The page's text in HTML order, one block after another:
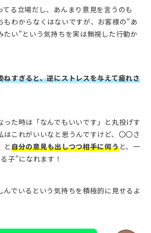
てる立場だし、あんまり意見を言うのも
わからなくはないですが、お客様の”あ
たい”という気持ちを実は無視した行動か
ねすぎると、逆にストレスを与えて疲れさ
った時は「なんでもいいです」と丸投げす
はこれがいいなと思うんですけど、〇〇さ
と自分の意見も出しつつ相手に伺うと、一
子”になれます！
んでいるという気持ちを積極的に見せるよ